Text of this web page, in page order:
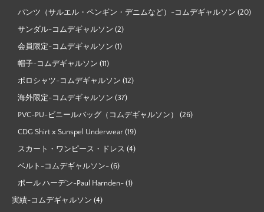
パンツ（サルエル・ペンギン・デニムなど）-コムデギャルソン (20)
サンダル-コムデギャルソン (2)
会員限定-コムデギャルソン (1)
帽子-コムデギャルソン (11)
ポロシャツ-コムデギャルソン (12)
海外限定-コムデギャルソン (37)
PVC-PU-ビニールバッグ（コムデギャルソン） (26)
CDG Shirt x Sunspel Underwear (19)
スカート・ワンピース・ドレス (4)
ベルト-コムデギャルソン- (6)
ポール ハーデン-Paul Harnden- (1)
実績-コムデギャルソン (4)